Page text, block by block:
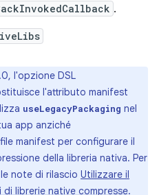
.
l'opzione DSL
l'attributo manifest
useLegacyPackaging nel
app anziché
manifest per configurare il
della libreria nativa. Per
note di rilascio Utilizzare il
librerie native compresse.